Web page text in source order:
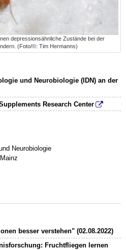
depressionsähnliche Zustände bei der
(Foto/©: Tim Hermanns)
und Neurobiologie (IDN) an der
Research Center
Neurobiologie
besser verstehen" (02.08.2022)
Fruchtfliegen lernen